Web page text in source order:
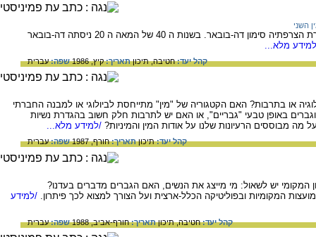
השני
על ספרה "המין השני" של הפילוסופית והסופרת הצרפתיה סימון דה-בובאר. בשנות ה 40 של המאה ה 20 ניסתה דה-בובאר
מלא...
קהל יעד:חטיבה,תיכוןתאריך:קיץ, 1986 שפה:עברית
או בתרבות? האם הקטגוריה של "מין" מתייחסת לביולוגי או למבנה החברתי
באופן טבעי "גבריים", או האם יש לתרבות חלק חשוב בהגדרת נשיות
מה מבוססים הרעיונות שלנו על אודות המין והמיניות? /למידע מלא...
קהל יעד:תיכוןתאריך:חורף, 1987 שפה:עברית
המקומי יש לשאול: מי מייצג את הנשים, האם הגברים מדברים בעדנו?
המקומיות ובפוליטיקה הכלל-ארצית ועל הצורך למצוא לכך פיתרון. /למידע
קהל יעד:חטיבה,תיכוןתאריך:חורף-אביב, 1988 שפה:עברית